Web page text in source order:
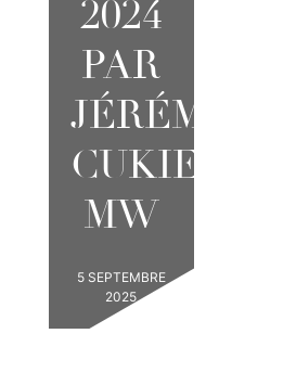
2024
PAR
JÉRÉMY
CUKIERMAN
MW
5 SEPTEMBRE
2025